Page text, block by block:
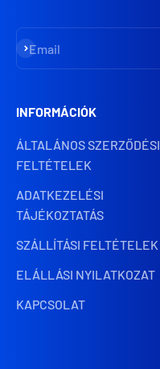
Email
Iratkozz fel
INFORMÁCIÓK
ÁLTALÁNOS SZERZŐDÉSI
FELTÉTELEK
ADATKEZELÉSI
TÁJÉKOZTATÁS
SZÁLLÍTÁSI FELTÉTELEK
ELÁLLÁSI NYILATKOZAT
KAPCSOLAT